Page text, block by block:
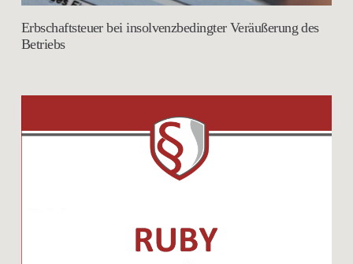
Erbschaftsteuer bei insolvenzbedingter Veräußerung des
Betriebs